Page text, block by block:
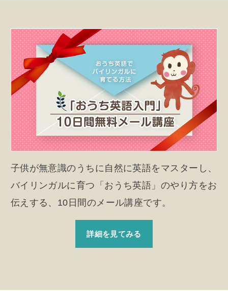
子供が無意識のうちに自然に英語をマスターし、
バイリンガルに育つ「おうち英語」のやり方をお
伝えする、10日間のメール講座です。
詳細を見てみる